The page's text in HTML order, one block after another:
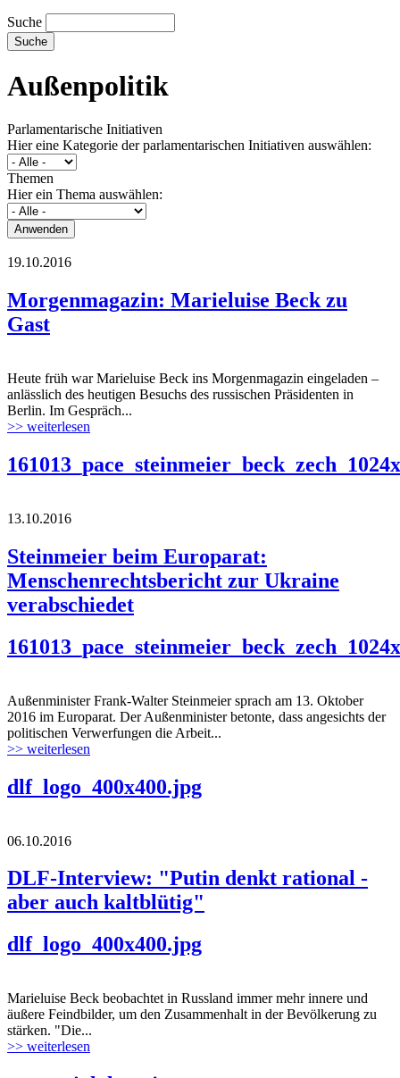
Suche
Außenpolitik
Parlamentarische Initiativen
Hier eine Kategorie der parlamentarischen Initiativen auswählen:
Themen
Hier ein Thema auswählen:
19.10.2016
Morgenmagazin: Marieluise Beck zu
Gast
Heute früh war Marieluise Beck ins Morgenmagazin eingeladen –
anlässlich des heutigen Besuchs des russischen Präsidenten in
Berlin. Im Gespräch...
>> weiterlesen
13.10.2016
Steinmeier beim Europarat:
Menschenrechtsbericht zur Ukraine
verabschiedet
Außenminister Frank-Walter Steinmeier sprach am 13. Oktober
2016 im Europarat. Der Außenminister betonte, dass angesichts der
politischen Verwerfungen die Arbeit...
>> weiterlesen
dlf_logo_400x400.jpg
06.10.2016
DLF-Interview: "Putin denkt rational -
aber auch kaltblütig"
dlf_logo_400x400.jpg
Marieluise Beck beobachtet in Russland immer mehr innere und
äußere Feindbilder, um den Zusammenhalt in der Bevölkerung zu
stärken. "Die...
>> weiterlesen